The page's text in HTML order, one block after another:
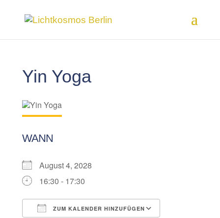
Yin Yoga
WANN
August 4, 2028
16:30 - 17:30
ZUM KALENDER HINZUFÜGEN